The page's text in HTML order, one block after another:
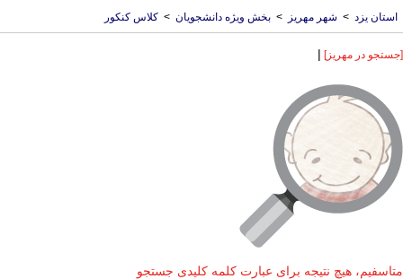
استان یزد > شهر مهریز > بخش ویژه دانشجویان > کلاس کنکور
[جستجو در مهریز] |
متاسفیم، هیچ نتیجه برای عبارت کلمه کلیدی جستجو